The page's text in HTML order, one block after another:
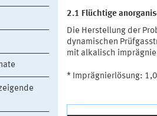
2.1 Flüchtige
Die Herstellung der
dynamischen
mit alkalisch
* Imprägnierlösung: